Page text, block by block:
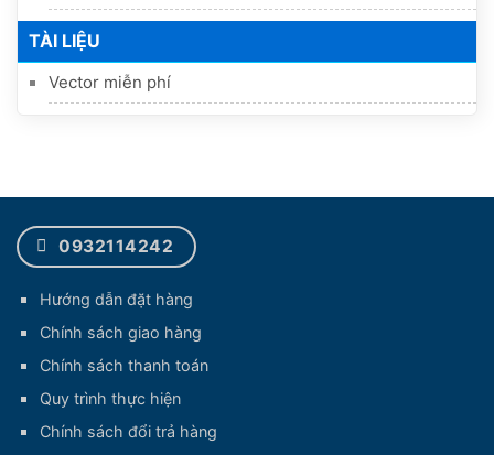
TÀI LIỆU
Vector miễn phí
0932114242
Hướng dẫn đặt hàng
Chính sách giao hàng
Chính sách thanh toán
Quy trình thực hiện
Chính sách đổi trả hàng